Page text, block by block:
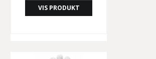
VIS PRODUKT